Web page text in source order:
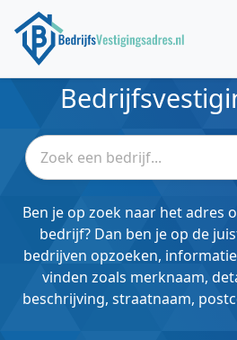
Ben je op zoek naar het adres
bedrijf? Dan ben je op de
bedrijven opzoeken,
vinden zoals merknaam,
beschrijving, straatnaam,